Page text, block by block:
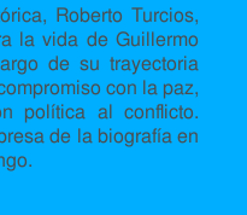
Roberto Turcios,
la vida de Guillermo
de su trayectoria
con la paz,
política al conflicto.
de la biografía en